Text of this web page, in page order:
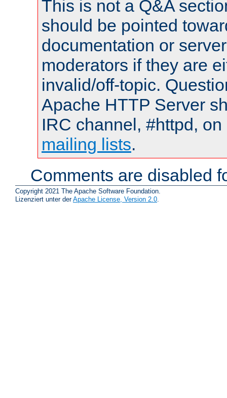
This is not a Q&A
should be pointed
documentation or
moderators if they are
invalid/off-topic.
Apache HTTP Server
IRC channel, #httpd,
mailing lists.
Comments are disabled
Copyright 2021 The Apache Software Foundation.
Lizenziert unter derApache License, Version 2.0.